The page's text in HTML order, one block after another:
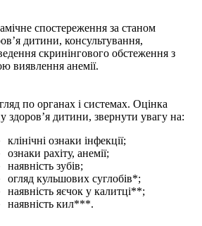
спостереження за станом
дитини, консультування,
скринінгового обстеження з
виявлення анемії.
по органах і системах. Оцінка
здоров’я дитини, звернути увагу на:
клінічні ознаки інфекції;
ознаки рахіту, анемії;
наявність зубів;
огляд кульшових суглобів*;
наявність яєчок у калитці**;
наявність кил***.